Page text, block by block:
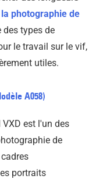
photographie de
des types de
le travail sur le vif,
utiles.
A058)
est l'un des
de
portraits